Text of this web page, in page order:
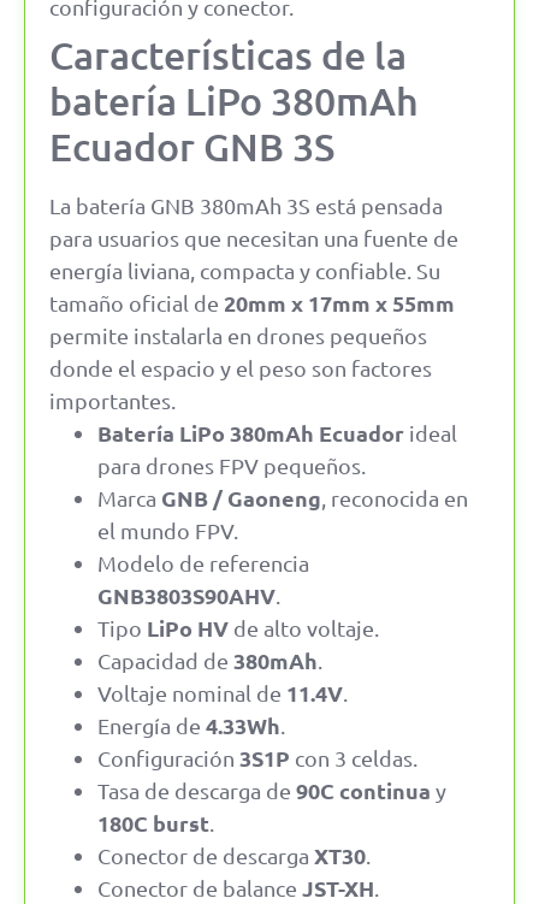
configuración y conector.
Características de la
batería LiPo 380mAh
Ecuador GNB 3S
La batería GNB 380mAh 3S está pensada
para usuarios que necesitan una fuente de
energía liviana, compacta y confiable. Su
tamaño oficial de 20mm x 17mm x 55mm
permite instalarla en drones pequeños
donde el espacio y el peso son factores
importantes.
Batería LiPo 380mAh Ecuador ideal
para drones FPV pequeños.
Marca GNB / Gaoneng , reconocida en
el mundo FPV.
Modelo de referencia
GNB3803S90AHV
Tipo LiPo HV de alto voltaje.
Capacidad de 380mAh
Voltaje nominal de 11.4V
Energía de 4.33Wh
Configuración 3S1P con 3 celdas.
Tasa de descarga de 90C continua y
180C burst
Conector de descarga XT30
Conector de balance JST-XH